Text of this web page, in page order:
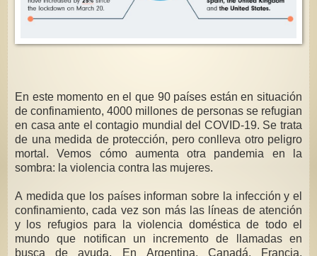
En este momento en el que 90 países están en situación
de confinamiento, 4000 millones de personas se refugian
en casa ante el contagio mundial del COVID-19. Se trata
de una medida de protección, pero conlleva otro peligro
mortal. Vemos cómo aumenta otra pandemia en la
sombra: la violencia contra las mujeres.
A medida que los países informan sobre la infección y el
confinamiento, cada vez son más las líneas de atención
y los refugios para la violencia doméstica de todo el
mundo que notifican un incremento de llamadas en
busca de ayuda. En Argentina, Canadá, Francia,